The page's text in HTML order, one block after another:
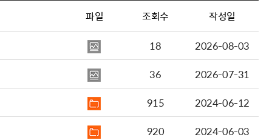
파일 조회수 작성일
18
2026-08-03
36
2026-07-31
915
2024-06-12
920
2024-06-03